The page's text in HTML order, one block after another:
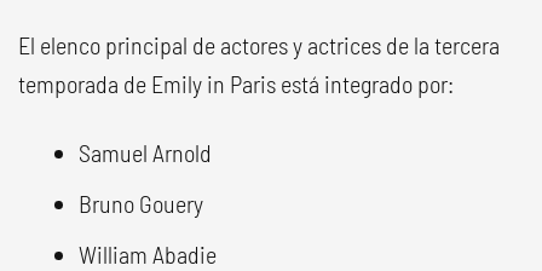
El elenco principal de actores y actrices de la tercera
temporada de Emily in Paris está integrado por:
Samuel Arnold
Bruno Gouery
William Abadie